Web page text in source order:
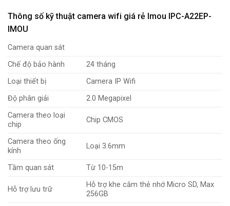
Thông số kỹ thuật camera wifi giá rẻ Imou IPC-A22EP-
IMOU
Camera quan sát
Chế độ bảo hành
24 tháng
Loại thiết bị
Camera IP Wifi
Độ phân giải
2.0 Megapixel
Camera theo loại
chip
Chip CMOS
Camera theo ống
kính
Loại 3.6mm
Tầm quan sát Từ 10-15m
Hỗ trợ lưu trữ
Hỗ trợ khe cắm thẻ nhớ Micro SD, Max
256GB